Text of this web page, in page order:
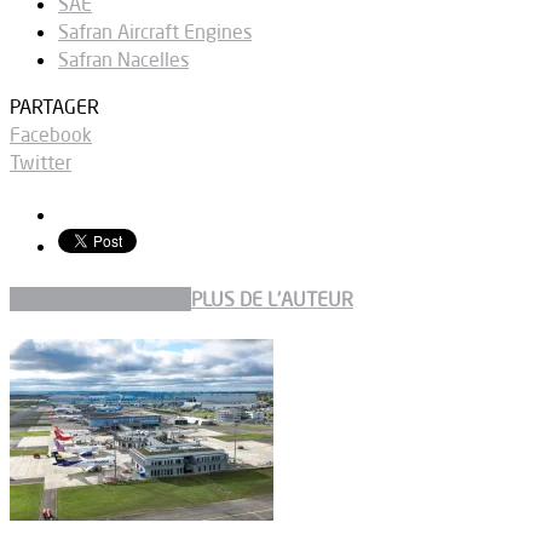
Safran Aircraft Engines
Safran Nacelles
PARTAGER
Facebook
Twitter
PLUS DE L'AUTEUR